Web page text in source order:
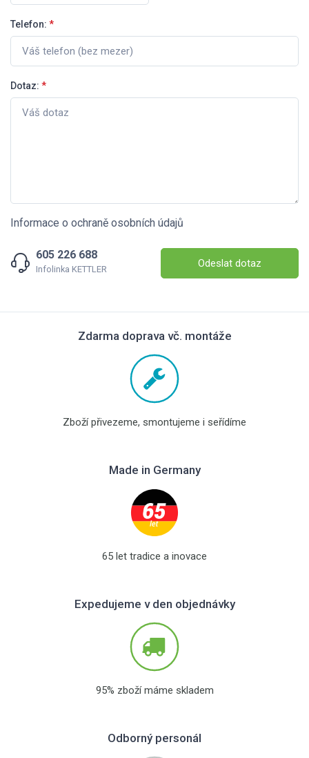
Telefon: *
Dotaz: *
Informace o ochraně osobních údajů
605 226 688
Infolinka KETTLER Odeslat dotaz
Zdarma doprava vč. montáže
Zboží přivezeme, smontujeme i seřídíme
Made in Germany
65 let tradice a inovace
Expedujeme v den objednávky
95% zboží máme skladem
Odborný personál